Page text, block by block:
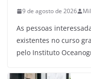
9 de agosto de 2026
As pessoas
existentes no curso
pelo Instituto